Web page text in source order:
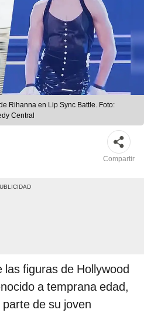
Rihanna en Lip Sync Battle. Foto:
Central
Compartir
las figuras de Hollywood
a temprana edad,
de su joven